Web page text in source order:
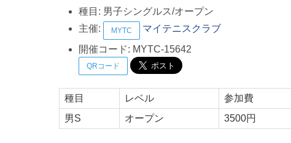
種目: 男子シングルス/オープン
主催:
MYTC
マイテニスクラブ
開催コード: MYTC-15642
QRコード
種目 レベル
参加費
男S
オープン 3500円